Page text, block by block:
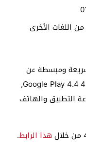
اللغات الأخرى
ومبسطة عن
مزايا وعيوب تحديث خدمات جوجل بلاي 4 4.4 Google Play,
التطبيق والهاتف
هذا الرابط.